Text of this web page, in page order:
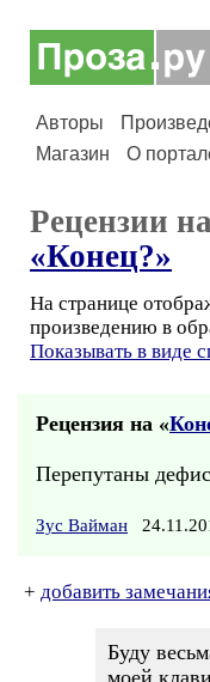
Авторы
Магазин
О
Рецензии
«Конец?»
На странице
произведению в
Показывать в виде
Рецензия на «
Перепутаны
Зус Вайман
+ добавить
Буду
моей